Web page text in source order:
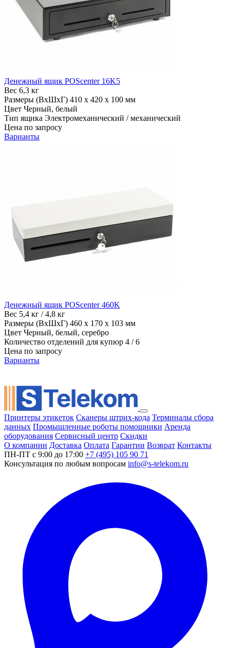
Денежный ящик POScenter 16K5
Вес 6,3 кг
Размеры (ВхШхГ) 410 x 420 x 100 мм
Цвет Черный, белый
Тип ящика Электромеханический / механический
Цена по запросу
Варианты
Денежный ящик POScenter 460K
Вес 5,4 кг / 4,8 кг
Размеры (ВхШхГ) 460 x 170 x 103 мм
Цвет Черный, белый, серебро
Количество отделений для купюр 4 / 6
Цена по запросу
Варианты
Принтеры этикеток Сканеры штрих-кода Терминалы сбора
данных Промышленные роботы помощники Аренда
оборудования Сервисный центр Скидки
О компании Доставка Оплата Гарантии Возврат Контакты
ПН-ПТ с 9:00 до 17:00 +7 (495) 105 90 71
Консультация по любым вопросам info@s-telekom.ru